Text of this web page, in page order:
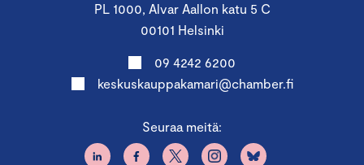
PL 1000, Alvar Aallon katu 5 C
00101 Helsinki
09 4242 6200
keskuskauppakamari@chamber.fi
Seuraa meitä: